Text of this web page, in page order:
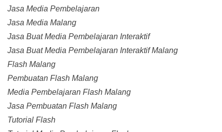
Jasa Media Pembelajaran
Jasa Media Malang
Jasa Buat Media Pembelajaran Interaktif
Jasa Buat Media Pembelajaran Interaktif Malang
Flash Malang
Pembuatan Flash Malang
Media Pembelajaran Flash Malang
Jasa Pembuatan Flash Malang
Tutorial Flash